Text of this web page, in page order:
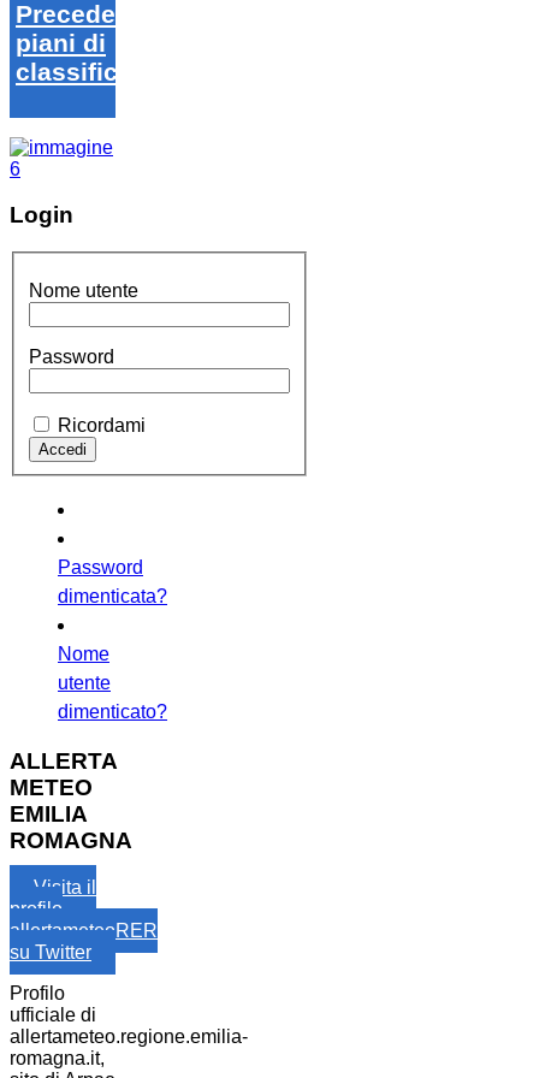
Precedenti
piani di
classifica
Login
Nome utente
Password
Ricordami
Password
dimenticata?
Nome
utente
dimenticato?
ALLERTA
METEO
EMILIA
ROMAGNA
Visita il
profilo
allertameteoRER
su Twitter
Profilo
ufficiale di
allertameteo.regione.emilia-
romagna.it,